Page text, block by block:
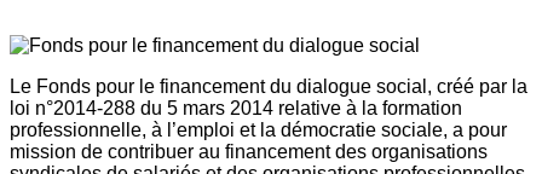
Le Fonds pour le financement du dialogue social, créé par la
loi n°2014-288 du 5 mars 2014 relative à la formation
professionnelle, à l’emploi et la démocratie sociale, a pour
mission de contribuer au financement des organisations